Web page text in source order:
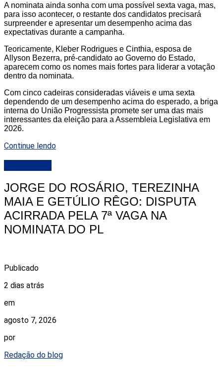
A nominata ainda sonha com uma possível sexta vaga, mas,
para isso acontecer, o restante dos candidatos precisará
surpreender e apresentar um desempenho acima das
expectativas durante a campanha.
Teoricamente, Kleber Rodrigues e Cinthia, esposa de
Allyson Bezerra, pré-candidato ao Governo do Estado,
aparecem como os nomes mais fortes para liderar a votação
dentro da nominata.
Com cinco cadeiras consideradas viáveis e uma sexta
dependendo de um desempenho acima do esperado, a briga
interna do União Progressista promete ser uma das mais
interessantes da eleição para a Assembleia Legislativa em
2026.
Continue lendo
JORGE DO ROSÁRIO, TEREZINHA
MAIA E GETÚLIO RÊGO: DISPUTA
ACIRRADA PELA 7ª VAGA NA
NOMINATA DO PL
Publicado
2 dias atrás
em
agosto 7, 2026
por
Redação do blog